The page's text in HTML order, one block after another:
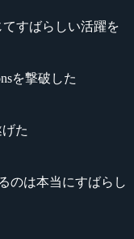
てすばらしい活躍を
を撃破した
た
のは本当にすばらし